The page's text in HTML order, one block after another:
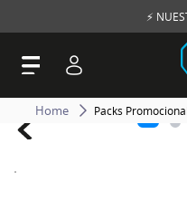
⚡
Packs